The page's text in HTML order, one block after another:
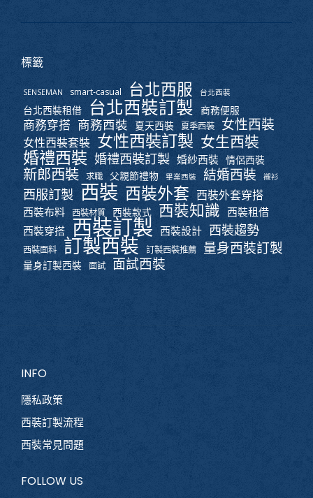
標籤
SENSEMAN smart-casual 台北西服 台北西裝
台北西裝租借 台北西裝訂製 商務便服
商務穿搭 商務西裝 夏天西裝 夏季西裝 女性西裝
女性西裝套裝 女性西裝訂製 女生西裝
婚禮西裝 婚禮西裝訂製 婚紗西裝 情侶西裝
新郎西裝 求職 父親節禮物 畢業西裝 結婚西裝 襯衫
西服訂製 西裝 西裝外套 西裝外套穿搭
西裝布料 西裝材質 西裝款式 西裝知識 西裝租借
西裝穿搭 西裝訂製 西裝設計 西裝趨勢
西裝面料 訂製西裝 訂製西裝推薦 量身西裝訂製
量身訂製西裝 面試 面試西裝
INFO
隱私政策
西裝訂製流程
西裝常見問題
FOLLOW US